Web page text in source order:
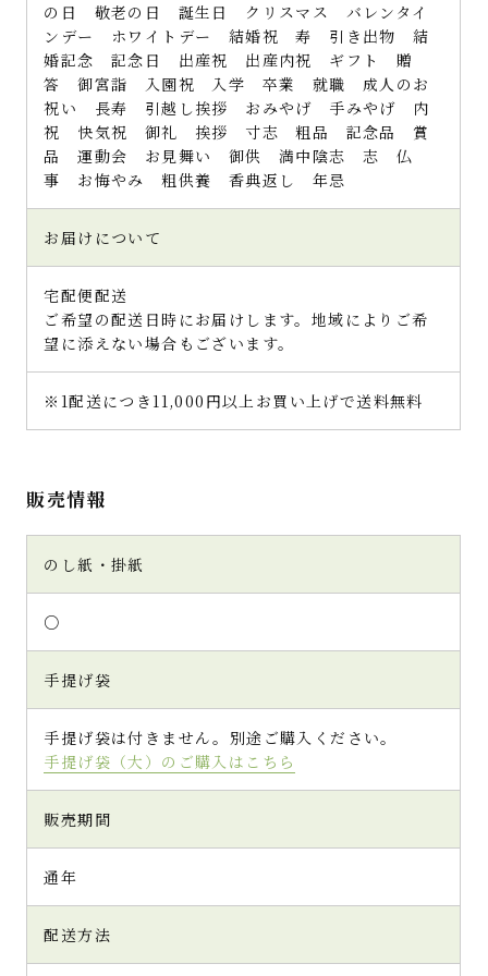
の日 敬老の日 誕生日 クリスマス バレンタイ
ンデー ホワイトデー 結婚祝 寿 引き出物 結
婚記念 記念日 出産祝 出産内祝 ギフト 贈
答 御宮詣 入園祝 入学 卒業 就職 成人のお
祝い 長寿 引越し挨拶 おみやげ 手みやげ 内
祝 快気祝 御礼 挨拶 寸志 粗品 記念品 賞
品 運動会 お見舞い 御供 満中陰志 志 仏
事 お悔やみ 粗供養 香典返し 年忌
お届けについて
宅配便配送
ご希望の配送日時にお届けします。地域によりご希
望に添えない場合もございます。
※1配送につき11,000円以上お買い上げで送料無料
販売情報
のし紙・掛紙
○
手提げ袋
手提げ袋は付きません。別途ご購入ください。
手提げ袋（大）のご購入はこちら
販売期間
通年
配送方法